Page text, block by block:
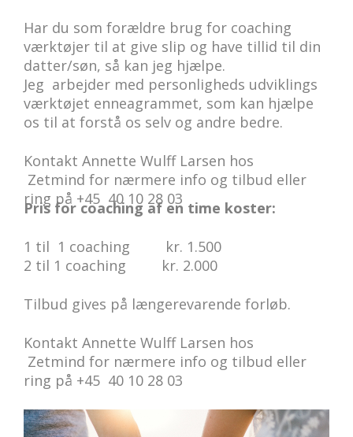
Har du som forældre brug for coaching
værktøjer til at give slip og have tillid til din
datter/søn, så kan jeg hjælpe.
Jeg arbejder med personligheds udviklings
værktøjet enneagrammet, som kan hjælpe
os til at forstå os selv og andre bedre.
Kontakt Annette Wulff Larsen hos
Zetmind for nærmere info og tilbud eller
ring på +45 40 10 28 03
Pris for coaching af en time koster:
1 til 1 coaching kr. 1.500
2 til 1 coaching kr. 2.000
Tilbud gives på længerevarende forløb.
Kontakt Annette Wulff Larsen hos
Zetmind for nærmere info og tilbud eller
ring på +45 40 10 28 03